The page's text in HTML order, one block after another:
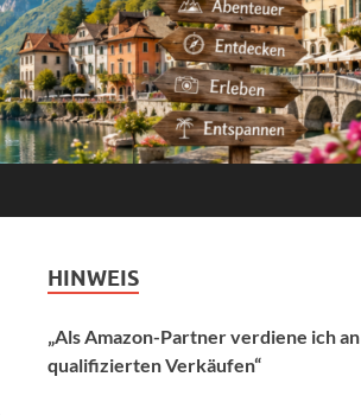
HINWEIS
„Als Amazon-Partner verdiene ich an
qualifizierten Verkäufen“